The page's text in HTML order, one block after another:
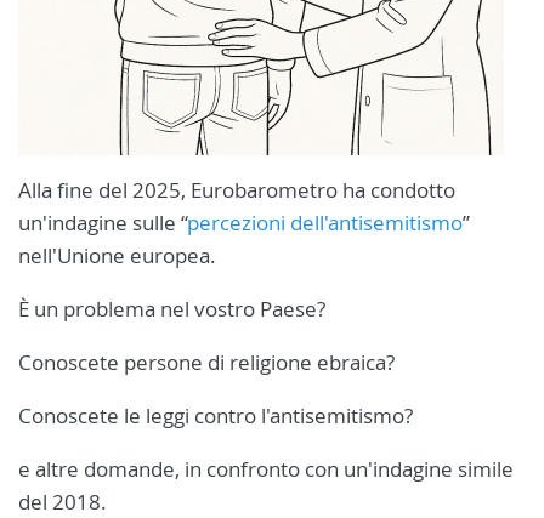
Alla fine del 2025, Eurobarometro ha condotto
un'indagine sulle “percezioni dell'antisemitismo”
nell'Unione europea.
È un problema nel vostro Paese?
Conoscete persone di religione ebraica?
Conoscete le leggi contro l'antisemitismo?
e altre domande, in confronto con un'indagine simile
del 2018.